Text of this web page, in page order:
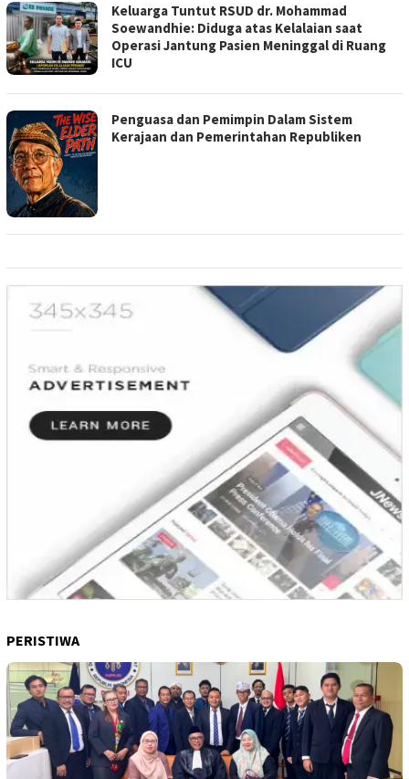
Keluarga Tuntut RSUD dr. Mohammad
Soewandhie: Diduga atas Kelalaian saat
Operasi Jantung Pasien Meninggal di Ruang
ICU
Penguasa dan Pemimpin Dalam Sistem
Kerajaan dan Pemerintahan Republiken
PERISTIWA